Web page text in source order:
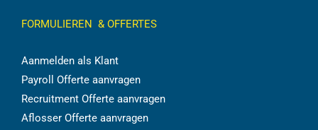
FORMULIEREN & OFFERTES
Aanmelden als Klant
Payroll Offerte aanvragen
Recruitment Offerte aanvragen
Aflosser Offerte aanvragen